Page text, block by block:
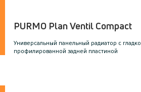
PURMO Plan Ventil Compact
Универсальный панельный радиатор с
профилированной задней пластиной